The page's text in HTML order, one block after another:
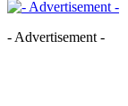
- Advertisement -